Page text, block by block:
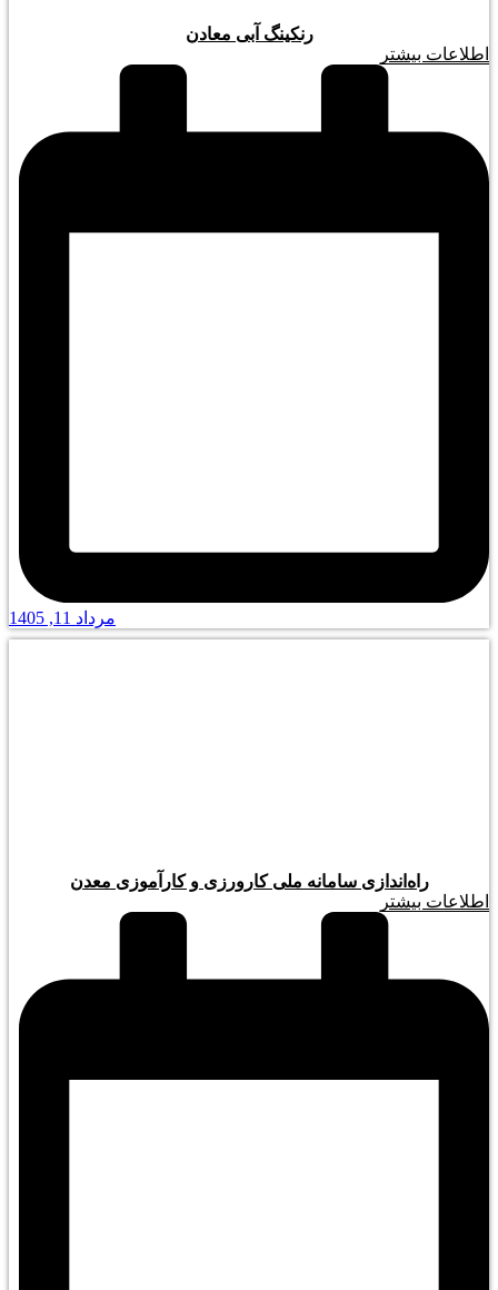
رنکینگ آبی معادن
اطلاعات بیشتر
مرداد 11, 1405
راه‌اندازی سامانه ملی کارورزی و کارآموزی معدن
اطلاعات بیشتر